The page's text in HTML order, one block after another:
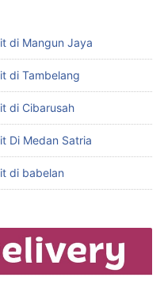
di Mangun Jaya
di Tambelang
di Cibarusah
Di Medan Satria
di babelan